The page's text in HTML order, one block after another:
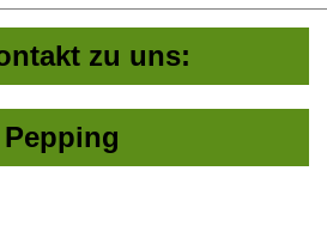
zu uns: